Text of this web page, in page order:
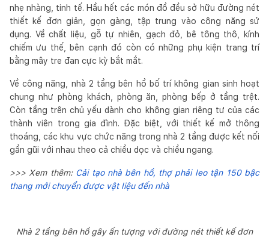
nhẹ nhàng, tinh tế. Hầu hết các món đồ đều sở hữu đường nét
thiết kế đơn giản, gọn gàng, tập trung vào công năng sử
dụng. Về chất liệu, gỗ tự nhiên, gạch đỏ, bê tông thô, kính
chiếm ưu thế, bên cạnh đó còn có những phụ kiện trang trí
bằng mây tre đan cực kỳ bắt mắt.
Về công năng, nhà 2 tầng bên hồ bố trí không gian sinh hoạt
chung như phòng khách, phòng ăn, phòng bếp ở tầng trệt.
Còn tầng trên chủ yếu dành cho không gian riêng tư của các
thành viên trong gia đình. Đặc biệt, với thiết kế mở thông
thoáng, các khu vực chức năng trong nhà 2 tầng được kết nối
gần gũi với nhau theo cả chiều dọc và chiều ngang.
>>> Xem thêm: Cải tạo nhà bên hồ, thợ phải leo tận 150 bậc
thang mới chuyển được vật liệu đến nhà
Nhà 2 tầng bên hồ gây ấn tượng với đường nét thiết kế đơn